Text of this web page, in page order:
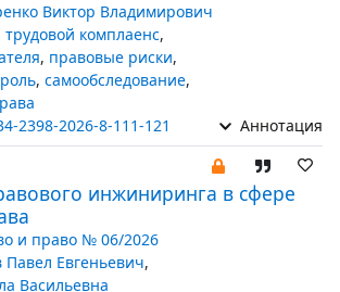
Виктор Владимирович
трудовой комплаенс,
, правовые риски,
, самообследование,
2398-2026-8-111-121 Аннотация
инжиниринга в сфере
и право № 06/2026
Евгеньевич,
Васильевна